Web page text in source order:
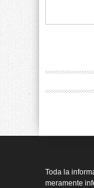
Toda la
meramente